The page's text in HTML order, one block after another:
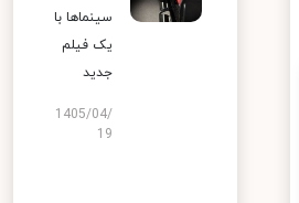
سینماها با
یک فیلم
جدید
1405/04/
19